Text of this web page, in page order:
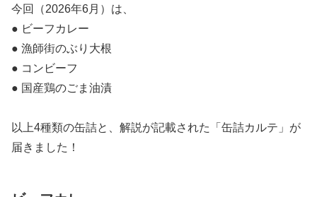
今回（2026年6月）は、
● ビーフカレー
● 漁師街のぶり大根
● コンビーフ
● 国産鶏のごま油漬
以上4種類の缶詰と、解説が記載された「缶詰カルテ」が
届きました！